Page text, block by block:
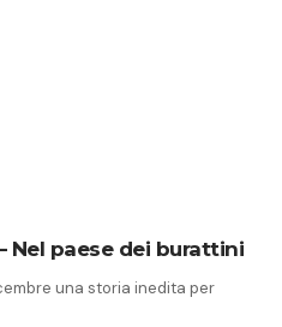
Nel paese dei burattini
una storia inedita per